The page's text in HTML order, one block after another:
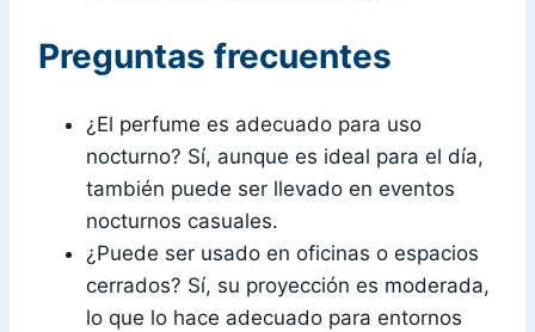
Preguntas frecuentes
¿El perfume es adecuado para uso
nocturno? Sí, aunque es ideal para el día,
también puede ser llevado en eventos
nocturnos casuales.
¿Puede ser usado en oficinas o espacios
cerrados? Sí, su proyección es moderada,
lo que lo hace adecuado para entornos